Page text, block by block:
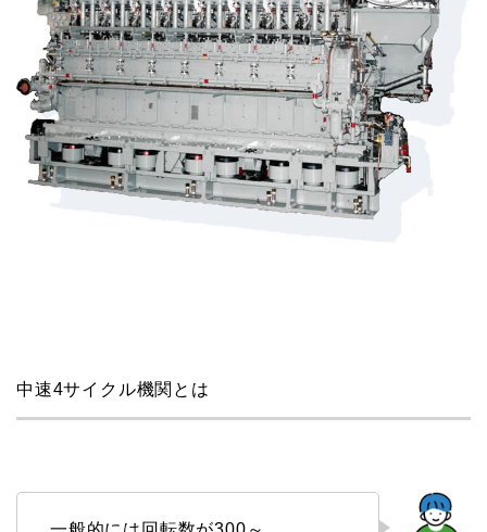
中速4サイクル機関とは